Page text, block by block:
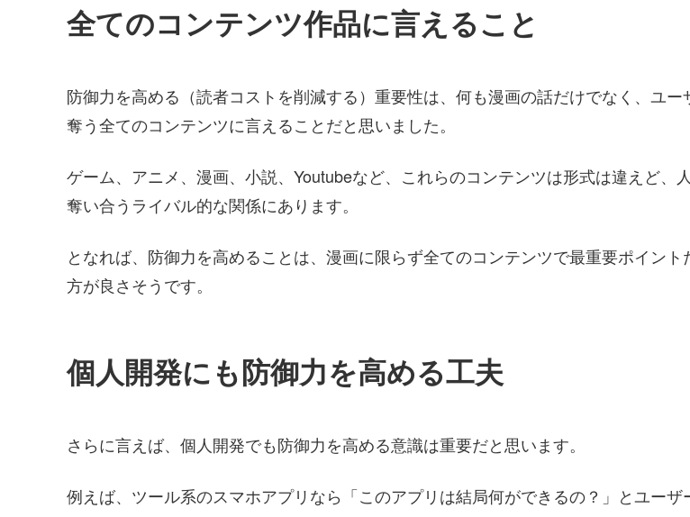
全てのコンテンツ作品に言えること
防御力を高める（読者コストを削減する）重要性は、何も漫画の話だけでなく、ユー
奪う全てのコンテンツに言えることだと思いました。
ゲーム、アニメ、漫画、小説、Youtubeなど、これらのコンテンツは形式は違えど、
奪い合うライバル的な関係にあります。
となれば、防御力を高めることは、漫画に限らず全てのコンテンツで最重要ポイント
方が良さそうです。
個人開発にも防御力を高める工夫
さらに言えば、個人開発でも防御力を高める意識は重要だと思います。
例えば、ツール系のスマホアプリなら「このアプリは結局何ができるの？」とユーザ